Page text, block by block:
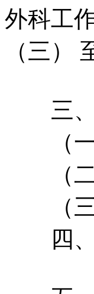
外科工
（三）
三、
（一
（二
（三
四、